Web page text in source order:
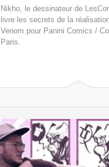
Nikho, le dessinateur de
livre les secrets de la
Venom pour Panini Comics /
Paris.